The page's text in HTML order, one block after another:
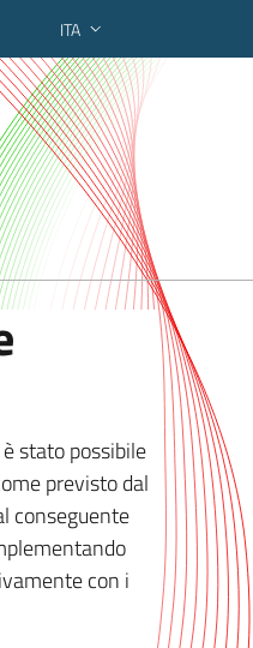
ITA
stato possibile
previsto dal
conseguente
con i